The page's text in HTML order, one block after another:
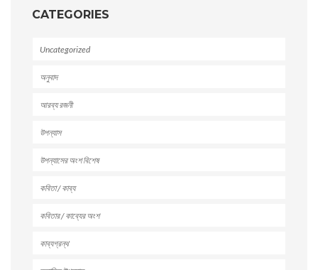
CATEGORIES
Uncategorized
অনুবাদ
আরব্য রজনী
উপন্যাস
উপন্যাসের অংশ বিশেষ
কবিতা / কাব্য
কবিতার / কাব্যের অংশ
কাব্যগ্রন্থ